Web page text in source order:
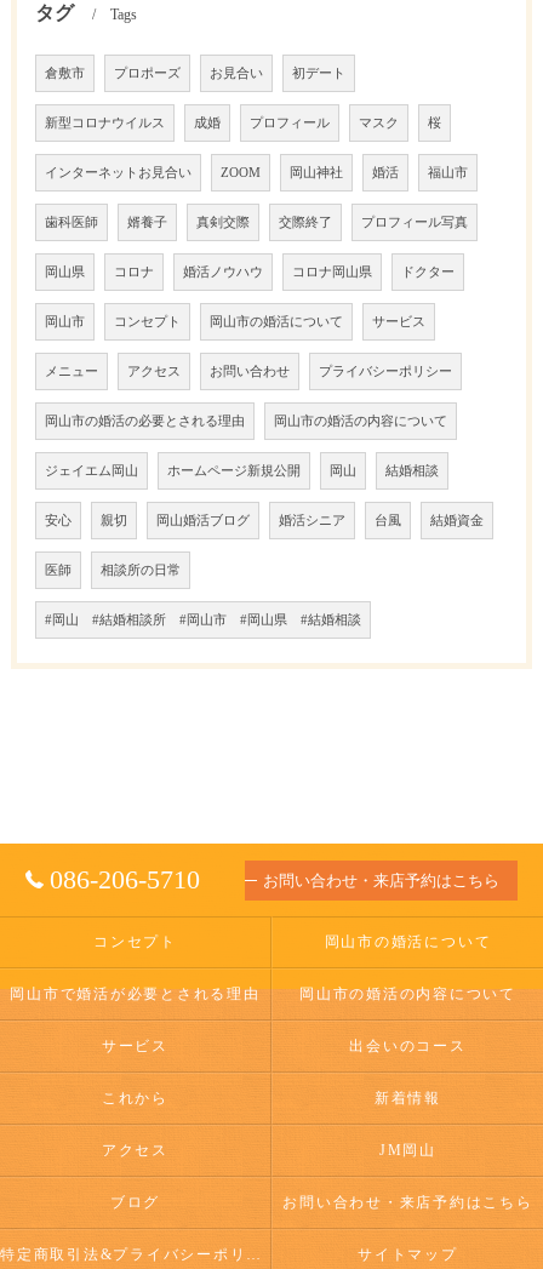
タグ Tags
倉敷市 プロポーズ お見合い 初デート
新型コロナウイルス 成婚 プロフィール マスク 桜
インターネットお見合い ZOOM 岡山神社 婚活 福山市
歯科医師 婿養子 真剣交際 交際終了 プロフィール写真
岡山県 コロナ 婚活ノウハウ コロナ岡山県 ドクター
岡山市 コンセプト 岡山市の婚活について サービス
メニュー アクセス お問い合わせ プライバシーポリシー
岡山市の婚活の必要とされる理由 岡山市の婚活の内容について
ジェイエム岡山 ホームページ新規公開 岡山 結婚相談
安心 親切 岡山婚活ブログ 婚活シニア 台風 結婚資金
医師 相談所の日常
#岡山 #結婚相談所 #岡山市 #岡山県 #結婚相談
086-206-5710 お問い合わせ・来店予約はこちら
コンセプト 岡山市の婚活について
岡山市で婚活が必要とされる理由 岡山市の婚活の内容について
サービス 出会いのコース
これから 新着情報
アクセス JM岡山
ブログ お問い合わせ・来店予約はこちら
特定商取引法&プライバシーポリシー サイトマップ